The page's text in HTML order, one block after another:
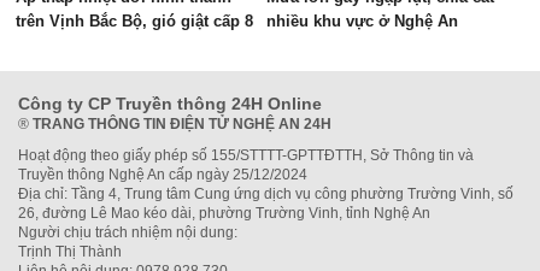
trên Vịnh Bắc Bộ, gió giật cấp 8
nhiều khu vực ở Nghệ An
Công ty CP Truyền thông 24H Online
® TRANG THÔNG TIN ĐIỆN TỬ NGHỆ AN 24H
Hoạt động theo giấy phép số 155/STTTT-GPTTĐTTH, Sở Thông tin và
Truyền thông Nghệ An cấp ngày 25/12/2024
Địa chỉ: Tầng 4, Trung tâm Cung ứng dịch vụ công phường Trường Vinh, số
26, đường Lê Mao kéo dài, phường Trường Vinh, tỉnh Nghệ An
Người chịu trách nhiệm nội dung:
Trịnh Thị Thành